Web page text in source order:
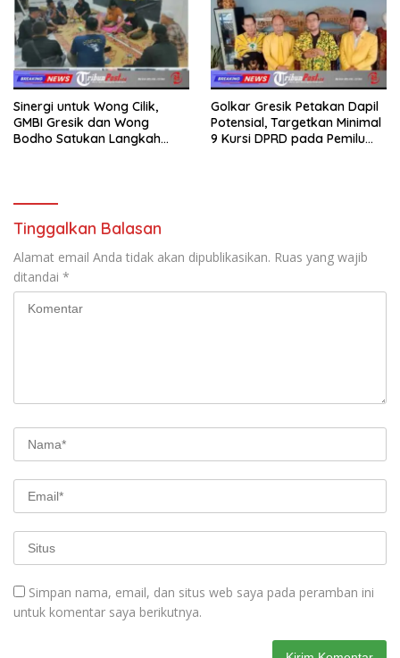
Sinergi untuk Wong Cilik,
GMBI Gresik dan Wong
Bodho Satukan Langkah
Golkar Gresik Petakan Dapil
Potensial, Targetkan Minimal
9 Kursi DPRD pada Pemilu
Tinggalkan Balasan
Alamat email Anda tidak akan dipublikasikan. Ruas yang wajib
ditandai *
Simpan nama, email, dan situs web saya pada peramban ini
untuk komentar saya berikutnya.